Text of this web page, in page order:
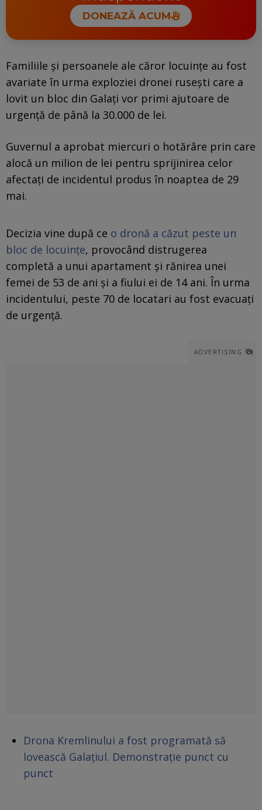
DONEAZĂ ACUM
Familiile și persoanele ale căror locuințe au fost
avariate în urma exploziei dronei rusești care a
lovit un bloc din Galați vor primi ajutoare de
urgență de până la 30.000 de lei.
Guvernul a aprobat miercuri o hotărâre prin care
alocă un milion de lei pentru sprijinirea celor
afectați de incidentul produs în noaptea de 29
mai.
Decizia vine după ce o dronă a căzut peste un
bloc de locuințe, provocând distrugerea
completă a unui apartament și rănirea unei
femei de 53 de ani și a fiului ei de 14 ani. În urma
incidentului, peste 70 de locatari au fost evacuați
de urgență.
ADVERTISING
Drona Kremlinului a fost programată să
lovească Galațiul. Demonstrație punct cu
punct